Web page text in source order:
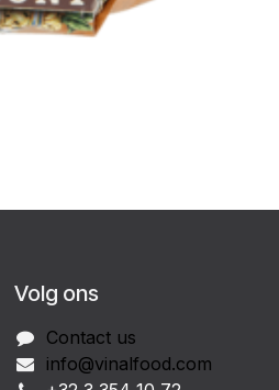
Volg ons
Contact us
info@vinalfood.com